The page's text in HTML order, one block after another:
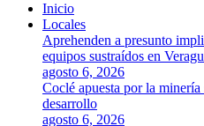
Inicio
Locales
Aprehenden a presunto
equipos sustraídos en
agosto 6, 2026
Coclé apuesta por la
desarrollo
agosto 6, 2026